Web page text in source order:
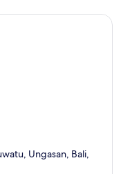
Ungasan, Bali,